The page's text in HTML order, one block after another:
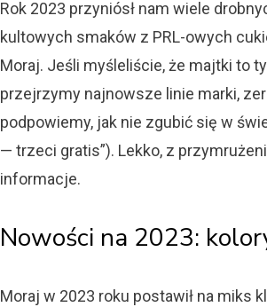
Rok 2023 przyniósł nam wiele
kultowych smaków z PRL-owych
Moraj. Jeśli myśleliście, że majtki to
przejrzymy najnowsze linie marki,
podpowiemy, jak nie zgubić się w
— trzeci gratis”). Lekko, z
informacje.
Nowości na 2023:
Moraj w 2023 roku postawił na miks